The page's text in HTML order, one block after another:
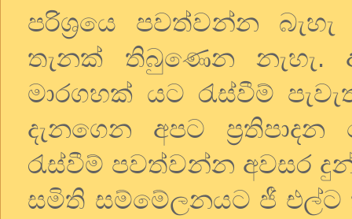
පරිශ්‍රයෙ පවත්වන්න
තැනක් තිබුණෙන නැහැ.
මාරගහක් යට රැස්වීම්
දැනගෙන අපට
රැස්වීම් පවත්වන්න අවසර
සමිති සම්මේලනයට ජී